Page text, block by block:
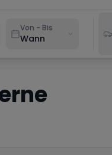
Von - Bis
Wann